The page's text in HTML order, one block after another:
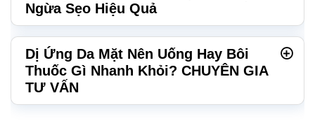
Ngừa Sẹo Hiệu Quả
Dị Ứng Da Mặt Nên Uống Hay Bôi
Thuốc Gì Nhanh Khỏi? CHUYÊN GIA
TƯ VẤN